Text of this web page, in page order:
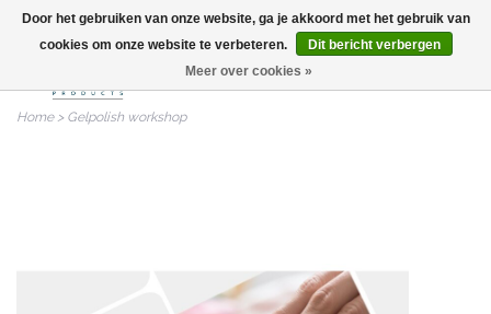
info@nailitproducts.com
Home> Gelpolish workshop
Door het gebruiken van onze website, ga je akkoord met het gebruik van
cookies om onze website te verbeteren.
Dit bericht verbergen
Meer over cookies »